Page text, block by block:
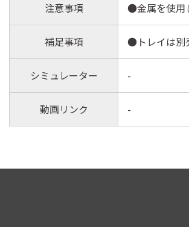
注意事項 ●金属を使用
補足事項 ●トレイは別
シミュレーター -
動画リンク -